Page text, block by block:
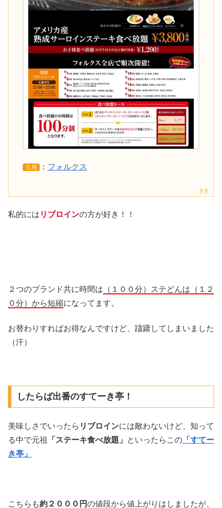
引用 ： フォルクス
私的には リブロインの方が好き！！
２つのブランド共に時間は （１００分）ステどんは （１２
０分）から短縮になってます。
お替わりすればお得なんですけど、躊躇してしまいました
（汗）
したらば出番のすてーき亭！
美味しさでいったら リブロインには敵わないけど、知って
る中で元祖
「ステーキ食べ放題」 といったらこの 「すてー
き亭」
こちらも約２０００円の値段から値上がりはしましたが、